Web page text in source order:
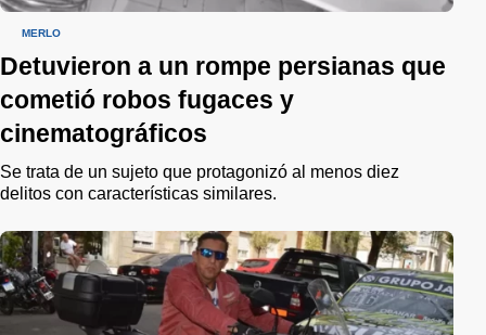
MERLO
Detuvieron a un rompe persianas que
cometió robos fugaces y
cinematográficos
Se trata de un sujeto que protagonizó al menos diez
delitos con características similares.